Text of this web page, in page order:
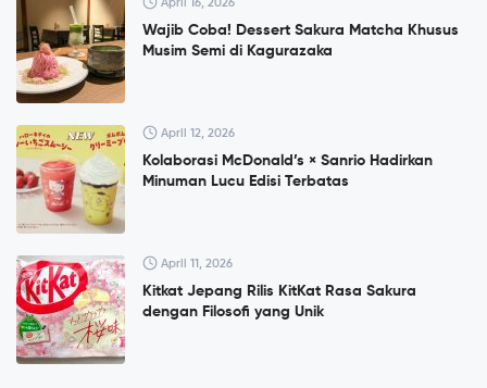
April 16, 2026
Wajib Coba! Dessert Sakura Matcha Khusus
Musim Semi di Kagurazaka
April 12, 2026
Kolaborasi McDonald’s × Sanrio Hadirkan
Minuman Lucu Edisi Terbatas
April 11, 2026
Kitkat Jepang Rilis KitKat Rasa Sakura
dengan Filosofi yang Unik